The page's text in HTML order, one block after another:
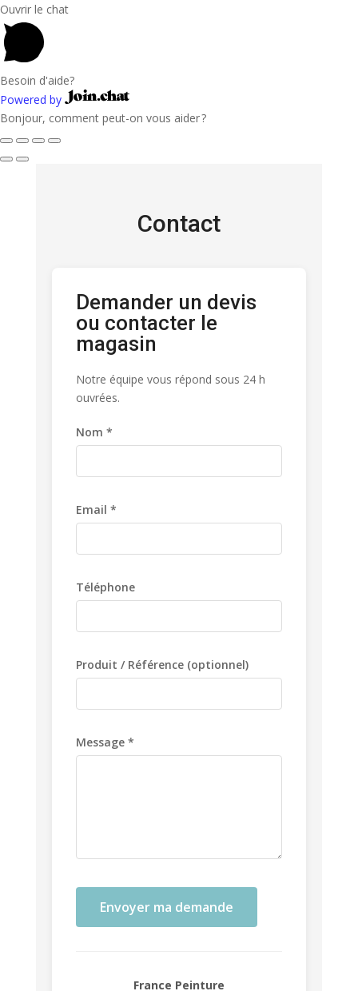
Ouvrir le chat
Besoin d'aide?
Powered by
Bonjour, comment peut-on vous aider ?
Contact
Demander un devis
ou contacter le
magasin
Notre équipe vous répond sous 24 h
ouvrées.
Nom *
Email *
Téléphone
Produit / Référence (optionnel)
Message *
Envoyer ma demande
France Peinture